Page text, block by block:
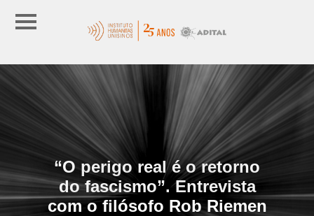
“O perigo real é o retorno
do fascismo”. Entrevista
com o filósofo Rob Riemen